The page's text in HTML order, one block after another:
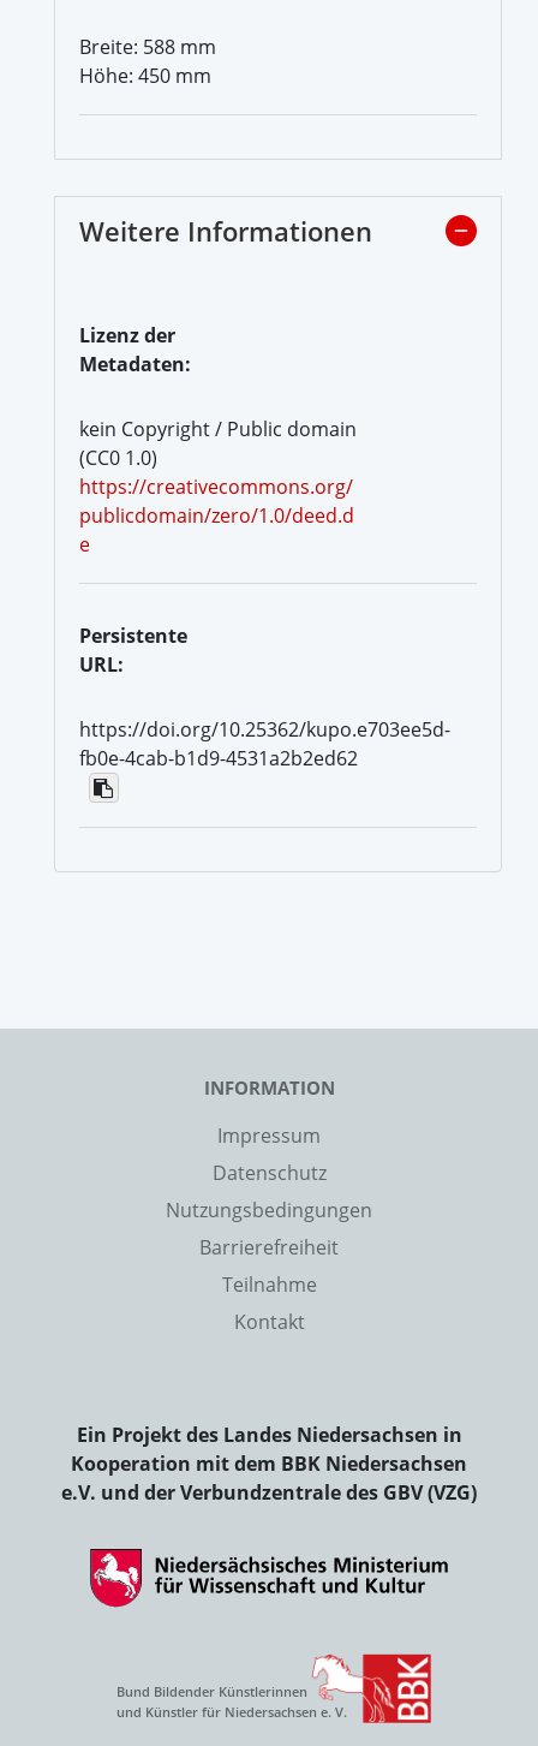
Breite: 588 mm
Höhe: 450 mm
Weitere Informationen
Lizenz der
Metadaten:
kein Copyright / Public domain
(CC0 1.0)
https://creativecommons.org/
publicdomain/zero/1.0/deed.d
e
Persistente
URL:
https://doi.org/10.25362/kupo.e703ee5d-
fb0e-4cab-b1d9-4531a2b2ed62
INFORMATION
Impressum
Datenschutz
Nutzungsbedingungen
Barrierefreiheit
Teilnahme
Kontakt
Ein Projekt des Landes Niedersachsen in
Kooperation mit dem BBK Niedersachsen
e.V. und der Verbundzentrale des GBV (VZG)
Bund Bildender Künstlerinnen
und Künstler für Niedersachsen e. V.